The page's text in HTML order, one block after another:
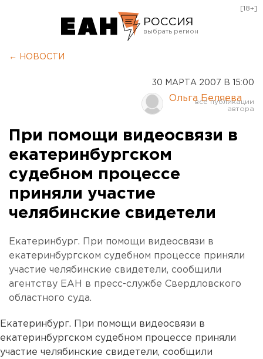
РОССИЯ
Курган
Оренбург
[18+]
← НОВОСТИ
30 МАРТА 2007 В 15:00
Ольга Беляева
При помощи видеосвязи в
екатеринбургском
судебном процессе
приняли участие
челябинские свидетели
Екатеринбург. При помощи видеосвязи в
екатеринбургском судебном процессе приняли
участие челябинские свидетели, сообщили
агентству ЕАН в пресс-службе Свердловского
областного суда.
Екатеринбург. При помощи видеосвязи в
екатеринбургском судебном процессе приняли
участие челябинские свидетели, сообщили